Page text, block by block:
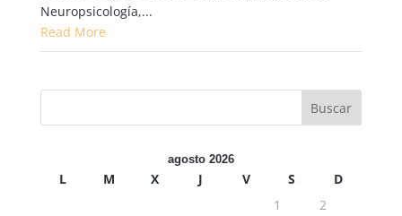
Neuropsicología,...
Read More
agosto 2026
L M X J V S
D
1
2